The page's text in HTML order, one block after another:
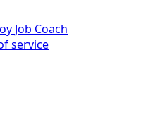
Job Coach
service